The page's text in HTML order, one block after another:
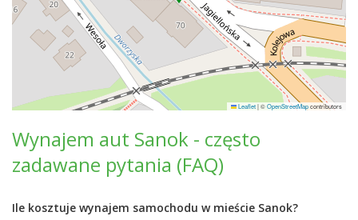
Leaflet|©OpenStreetMapcontributors
Wynajem aut Sanok - często
zadawane pytania (FAQ)
Ile kosztuje wynajem samochodu w mieście Sanok?